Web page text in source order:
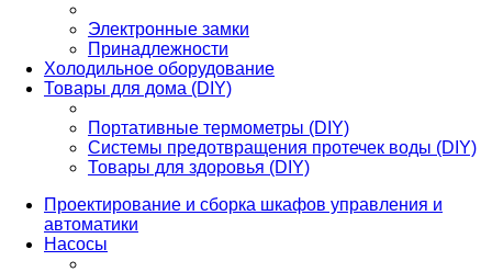
Электронные замки
Принадлежности
Холодильное оборудование
Товары для дома (DIY)
Портативные термометры (DIY)
Системы предотвращения протечек воды (DIY)
Товары для здоровья (DIY)
Проектирование и сборка шкафов управления и
автоматики
Насосы